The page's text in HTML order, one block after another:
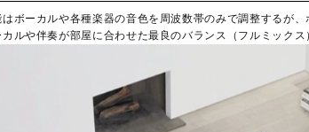
ボーカルや各種楽器の音色を周波数帯のみで調整するが
ルや伴奏が部屋に合わせた最良のバランス（フルミックス